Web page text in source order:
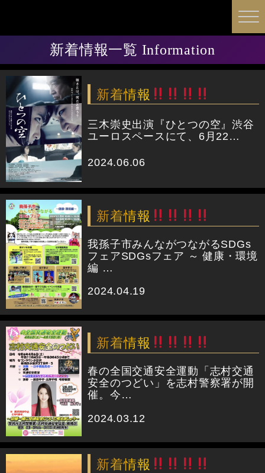
新着情報一覧 Information
新着情報
三木崇史出演『ひとつの空』渋谷
ユーロスペースにて、6月22…
2024.06.06
新着情報
我孫子市みんながつながるSDGs
フェアSDGsフェア ～ 健康・環境
編 …
2024.04.19
新着情報
春の全国交通安全運動「志村交通
安全のつどい」を志村警察署が開
催。今…
2024.03.12
新着情報